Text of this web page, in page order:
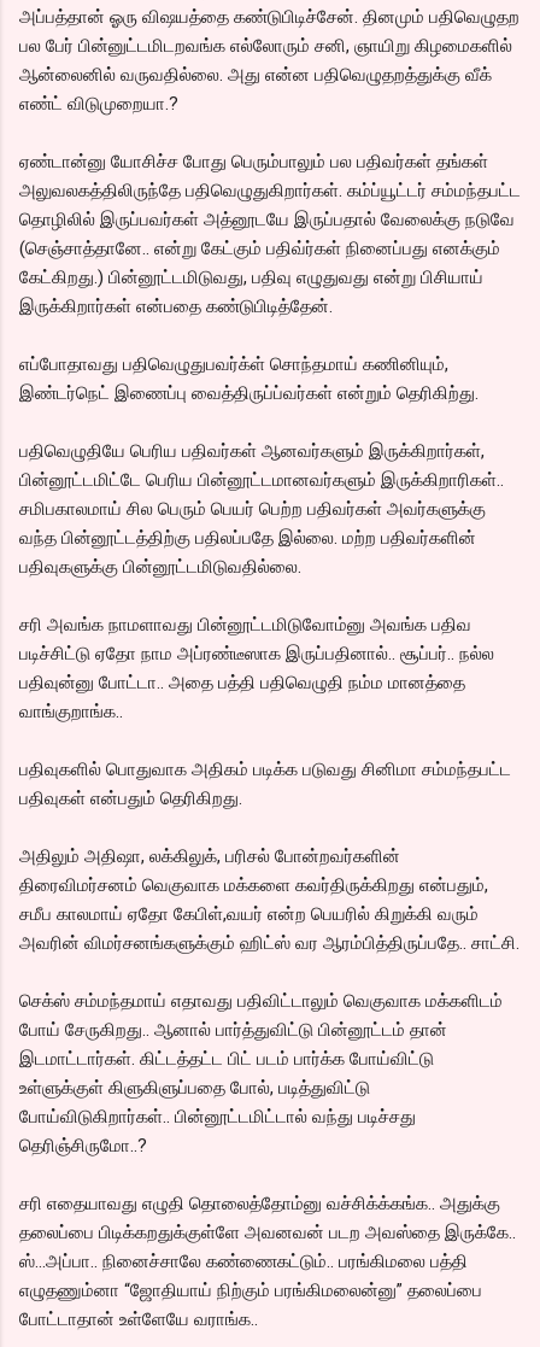
அப்பத்தான் ஓரு விஷயத்தை கண்டுபிடிச்சேன். தினமும் பதிவெழுதற
பல பேர் பின்னுட்டமிடறவங்க எல்லோரும் சனி, ஞாயிறு கிழமைகளில்
ஆன்லைனில் வருவதில்லை. அது என்ன பதிவெழுதறத்துக்கு வீக்
எண்ட் விடுமுறையா.?
ஏண்டான்னு யோசிச்ச போது பெரும்பாலும் பல பதிவர்கள் தங்கள்
அலுவலகத்திலிருந்தே பதிவெழுதுகிறார்கள். கம்ப்யூட்டர் சம்மந்தபட்ட
தொழிலில் இருப்பவர்கள் அத்னூடயே இருப்பதால் வேலைக்கு நடுவே
(செஞ்சாத்தானே.. என்று கேட்கும் பதிவ்ர்கள் நினைப்பது எனக்கும்
கேட்கிறது.) பின்னூட்டமிடுவது, பதிவு எழுதுவது என்று பிசியாய்
இருக்கிறார்கள் என்பதை கண்டுபிடித்தேன்.
எப்போதாவது பதிவெழுதுபவர்க்ள் சொந்தமாய் கணினியும்,
இண்டர்நெட் இணைப்பு வைத்திருப்ப்வர்கள் என்றும் தெரிகிற்து.
பதிவெழுதியே பெரிய பதிவர்கள் ஆனவர்களும் இருக்கிறார்கள்,
பின்னூட்டமிட்டே பெரிய பின்னூட்டமானவர்களும் இருக்கிறாரிகள்..
சமிபகாலமாய் சில பெரும் பெயர் பெற்ற பதிவர்கள் அவர்களுக்கு
வந்த பின்னூட்டத்திற்கு பதிலப்பதே இல்லை. மற்ற பதிவர்களின்
பதிவுகளுக்கு பின்னூட்டமிடுவதில்லை.
சரி அவங்க நாமளாவது பின்னூட்டமிடுவோம்னு அவங்க பதிவ
படிச்சிட்டு ஏதோ நாம அப்ரண்டீஸாக இருப்பதினால்.. சூப்பர்.. நல்ல
பதிவுன்னு போட்டா.. அதை பத்தி பதிவெழுதி நம்ம மானத்தை
வாங்குறாங்க..
பதிவுகளில் பொதுவாக அதிகம் படிக்க படுவது சினிமா சம்மந்தபட்ட
பதிவுகள் என்பதும் தெரிகிறது.
அதிலும் அதிஷா, லக்கிலுக், பரிசல் போன்றவர்களின்
திரைவிமர்சனம் வெகுவாக மக்களை கவர்திருக்கிறது என்பதும்,
சமீப காலமாய் ஏதோ கேபிள்,வயர் என்ற பெயரில் கிறுக்கி வரும்
அவரின் விமர்சனங்களுக்கும் ஹிட்ஸ் வர ஆரம்பித்திருப்பதே.. சாட்சி.
செக்ஸ் சம்மந்தமாய் எதாவது பதிவிட்டாலும் வெகுவாக மக்களிடம்
போய் சேருகிறது.. ஆனால் பார்த்துவிட்டு பின்னூட்டம் தான்
இடமாட்டார்கள். கிட்டத்தட்ட பிட் படம் பார்க்க போய்விட்டு
உள்ளுக்குள் கிளுகிளுப்பதை போல், படித்துவிட்டு
போய்விடுகிறார்கள்.. பின்னூட்டமிட்டால் வந்து படிச்சது
தெரிஞ்சிருமோ..?
சரி எதையாவது எழுதி தொலைத்தோம்னு வச்சிக்க்கங்க.. அதுக்கு
தலைப்பை பிடிக்கறதுக்குள்ளே அவனவன் படற அவஸ்தை இருக்கே..
ஸ்...அப்பா.. நினைச்சாலே கண்ணைகட்டும்.. பரங்கிமலை பத்தி
எழுதணும்னா “ஜோதியாய் நிற்கும் பரங்கிமலைன்னு” தலைப்பை
போட்டாதான் உள்ளேயே வராங்க..